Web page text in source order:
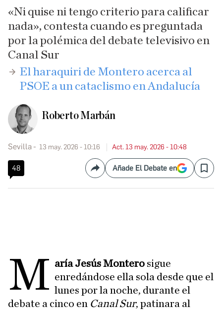
​«Ni quise ni tengo criterio para calificar
nada», contesta cuando es preguntada
por la polémica del debate televisivo en
Canal Sur
El haraquiri de Montero acerca al
PSOE a un cataclismo en Andalucía
Roberto Marbán
Sevilla 13 may. 2026 - 10:16 Act. 13 may. 2026 - 10:48
48 CompartirAñade El Debate en Save
M aría Jesús Montero sigue
enredándose ella sola desde que el
lunes por la noche, durante el
debate a cinco en Canal Sur, patinara al